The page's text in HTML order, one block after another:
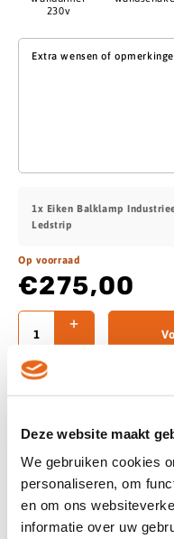
Deze website maakt
We gebruiken cookies
personaliseren, om
en om ons
informatie over uw
230v
Extra wensen of
1x Eiken Balklamp
Ledstrip
Op voorraad
€275,00
Eigen meubelmakerij
Eettafels bezorgd en
meubelmaker
Robuuste tafelbladen